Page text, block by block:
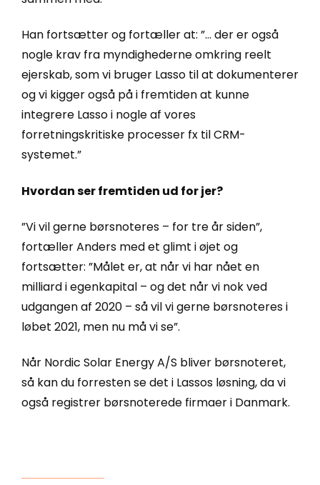
Han fortsætter og fortæller at: ”… der er også
nogle krav fra myndighederne omkring reelt
ejerskab, som vi bruger Lasso til at dokumenterer
og vi kigger også på i fremtiden at kunne
integrere Lasso i nogle af vores
forretningskritiske processer fx til CRM-
systemet.”
Hvordan ser fremtiden ud for jer?
”Vi vil gerne børsnoteres – for tre år siden”,
fortæller Anders med et glimt i øjet og
fortsætter: ”Målet er, at når vi har nået en
milliard i egenkapital – og det når vi nok ved
udgangen af 2020 – så vil vi gerne børsnoteres i
løbet 2021, men nu må vi se”.
Når Nordic Solar Energy A/S bliver børsnoteret,
så kan du forresten se det i Lassos løsning, da vi
også registrer børsnoterede firmaer i Danmark.